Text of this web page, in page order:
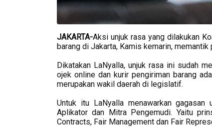
JAKARTA-Aksi unjuk rasa yang dilakukan
barang di Jakarta, Kamis kemarin,
Dikatakan LaNyalla, unjuk rasa ini sudah
ojek online dan kurir pengiriman barang
merupakan wakil daerah di legislatif.
Untuk itu LaNyalla menawarkan
Aplikator dan Mitra Pengemudi. Yaitu
Contracts, Fair Management dan Fair